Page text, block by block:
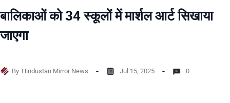
बालिकाओं को 34 स्कूलों में मार्शल आर्ट सिखाया
जाएगा
By Hindustan Mirror News Jul 15, 2025 0